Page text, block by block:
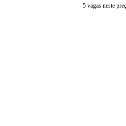
5 vagas neste